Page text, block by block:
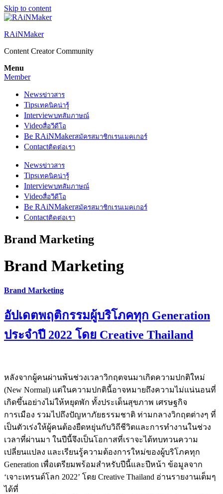
Skip to content
RAiNMaker
Content Creator Community
Menu
Member
Newsข่าวสาร
Tipsเทคนิคน่ารู้
Interviewบทสัมภาษณ์
Videoสื่อวีดีโอ
Be RAiNMakerสมัครสมาชิกเรนเมคเกอร์
Contactติดต่อเรา
Newsข่าวสาร
Tipsเทคนิคน่ารู้
Interviewบทสัมภาษณ์
Videoสื่อวีดีโอ
Be RAiNMakerสมัครสมาชิกเรนเมคเกอร์
Contactติดต่อเรา
Brand Marketing
Brand Marketing
Brand Marketing
อัปเดตพฤติกรรมผู้บริโภคทุก Generation
ประจำปี 2022 โดย Creative Thailand
หลังจากผู้คนผ่านพ้นช่วงเวลาวิกฤตจนมาเกิดความปกติใหม่
(New Normal) แต่ในความปกตินี้อาจหมายถึงความไม่แน่นอนที่
เกิดขึ้นอย่างไม่ให้หยุดพัก ทั้งประเด็นสุขภาพ เศรษฐกิจ
การเมือง รวมไปถึงปัญหาภัยธรรมชาติ ท่ามกลางวิกฤตต่างๆ ที่
เป็นตัวเร่งให้ผู้คนต้องยืดหยุ่นกับวิถีชีวิตและการทำงานในช่วง
เวลาที่ผ่านมา ในปีนี้จึงเป็นโอกาสที่เราจะได้ทบทวนความ
เปลี่ยนแปลง และเรียนรู้ความต้องการใหม่ของผู้บริโภคทุก
Generation เพื่อเตรียมพร้อมสำหรับปีนี้และปีหน้า ข้อมูลจาก
‘เจาะเทรนด์โลก 2022’ โดย Creative Thailand อ่านรายงานเต็มๆ
ได้ที่